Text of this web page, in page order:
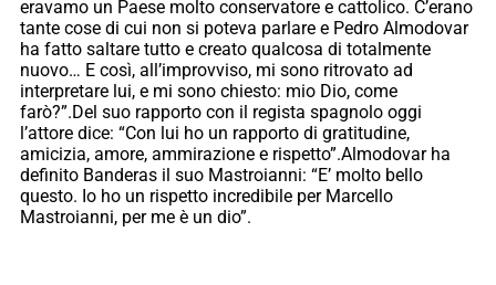
eravamo un Paese molto conservatore e cattolico. C’erano
tante cose di cui non si poteva parlare e Pedro Almodovar
ha fatto saltare tutto e creato qualcosa di totalmente
nuovo… E così, all’improvviso, mi sono ritrovato ad
interpretare lui, e mi sono chiesto: mio Dio, come
farò?”.Del suo rapporto con il regista spagnolo oggi
l’attore dice: “Con lui ho un rapporto di gratitudine,
amicizia, amore, ammirazione e rispetto”.Almodovar ha
definito Banderas il suo Mastroianni: “E’ molto bello
questo. Io ho un rispetto incredibile per Marcello
Mastroianni, per me è un dio”.